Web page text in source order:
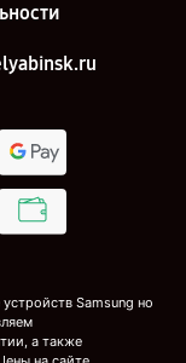
Samsung но
а также